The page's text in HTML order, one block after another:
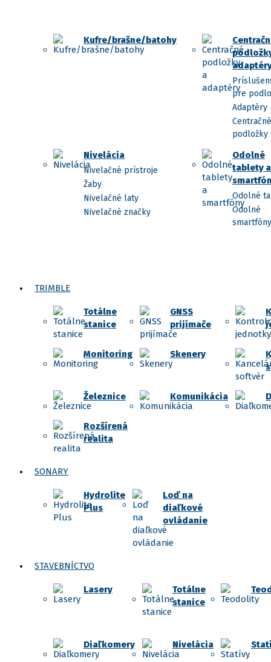
Kufre/brašne/batohy
pre
Adaptéry
Centračné
podložky
Nivelácia
Nivelačné prístroje
Žaby
Nivelačné laty
Nivelačné značky
Odolné
tablety a
Odolné
Odolné
smartfóny
TRIMBLE
Totálne
stanice
GNSS
prijímače
Monitoring Skenery
Železnice Komunikácia
Rozšírená
realita
SONARY
Hydrolite
Plus
Loď na
diaľkové
ovládanie
STAVEBNÍCTVO
Lasery
Totálne
stanice
Diaľkomery Nivelácia